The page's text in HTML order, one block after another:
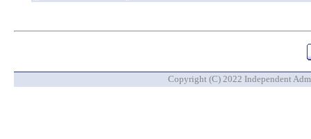
Copyright (C) 2022 Independent